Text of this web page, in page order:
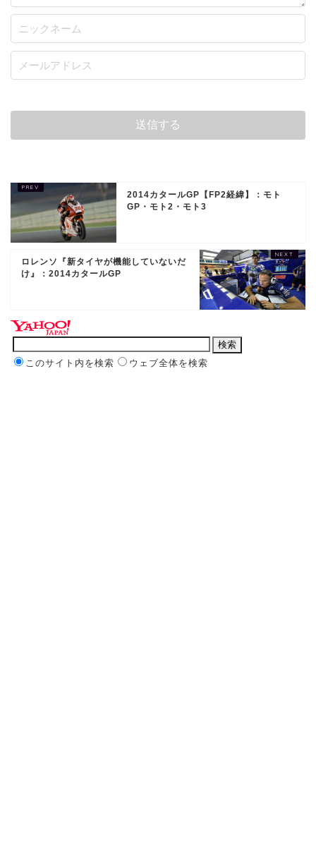
2014カタールGP【FP2経緯】：モト
GP・モト2・モト3
ロレンソ『新タイヤが機能していないだ
け』：2014カタールGP
このサイト内を検索 ウェブ全体を検索